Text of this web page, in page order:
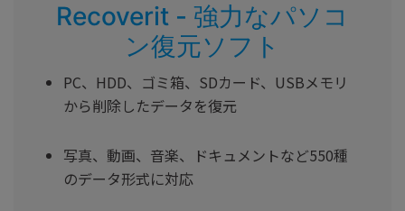
Recoverit - 強力なパソコ
ン復元ソフト
PC、HDD、ゴミ箱、SDカード、USBメモリ
から削除したデータを復元
写真、動画、音楽、ドキュメントなど550種
のデータ形式に対応